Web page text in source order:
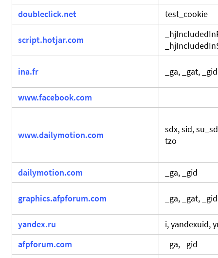
doubleclick.net
test_cookie
script.hotjar.com
ina.fr _ga, _gat, _gid
www.facebook.com
www.dailymotion.com
sdx, sid,
tzo
dailymotion.com _ga, _gid
graphics.afpforum.com _ga, _gat, _gid
yandex.ru
i, yandexuid,
afpforum.com
_ga, _gid